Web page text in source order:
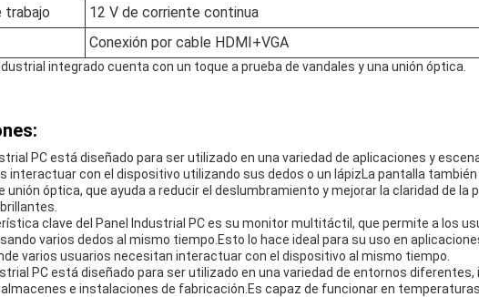
trabajo
12 V de corriente continua
Conexión por cable HDMI+VGA
integrado cuenta con un toque a prueba de vandales y una unión óptica.
PC está diseñado para ser utilizado en una variedad de aplicaciones y
interactuar con el dispositivo utilizando sus dedos o un lápizLa pantalla
unión óptica, que ayuda a reducir el deslumbramiento y mejorar la claridad de la
clave del Panel Industrial PC es su monitor multitáctil, que permite a los
varios dedos al mismo tiempo.Esto lo hace ideal para su uso en
varios usuarios necesitan interactuar con el dispositivo al mismo tiempo.
PC está diseñado para ser utilizado en una variedad de entornos
e instalaciones de fabricación.Es capaz de funcionar en temperaturas